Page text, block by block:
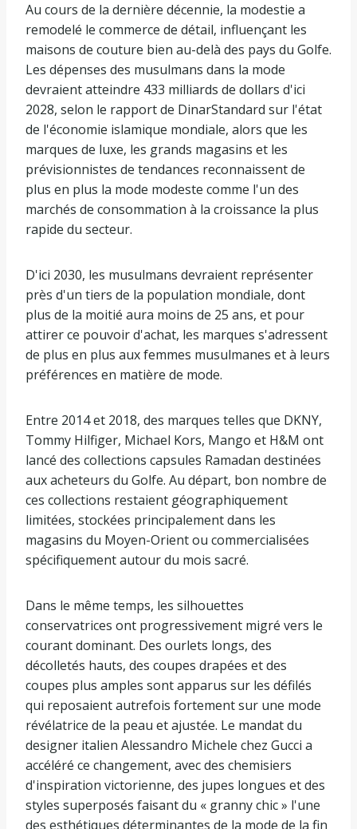
Au cours de la dernière décennie, la modestie a
remodelé le commerce de détail, influençant les
maisons de couture bien au-delà des pays du Golfe.
Les dépenses des musulmans dans la mode
devraient atteindre 433 milliards de dollars d'ici
2028, selon le rapport de DinarStandard sur l'état
de l'économie islamique mondiale, alors que les
marques de luxe, les grands magasins et les
prévisionnistes de tendances reconnaissent de
plus en plus la mode modeste comme l'un des
marchés de consommation à la croissance la plus
rapide du secteur.
D'ici 2030, les musulmans devraient représenter
près d'un tiers de la population mondiale, dont
plus de la moitié aura moins de 25 ans, et pour
attirer ce pouvoir d'achat, les marques s'adressent
de plus en plus aux femmes musulmanes et à leurs
préférences en matière de mode.
Entre 2014 et 2018, des marques telles que DKNY,
Tommy Hilfiger, Michael Kors, Mango et H&M ont
lancé des collections capsules Ramadan destinées
aux acheteurs du Golfe. Au départ, bon nombre de
ces collections restaient géographiquement
limitées, stockées principalement dans les
magasins du Moyen-Orient ou commercialisées
spécifiquement autour du mois sacré.
Dans le même temps, les silhouettes
conservatrices ont progressivement migré vers le
courant dominant. Des ourlets longs, des
décolletés hauts, des coupes drapées et des
coupes plus amples sont apparus sur les défilés
qui reposaient autrefois fortement sur une mode
révélatrice de la peau et ajustée. Le mandat du
designer italien Alessandro Michele chez Gucci a
accéléré ce changement, avec des chemisiers
d'inspiration victorienne, des jupes longues et des
styles superposés faisant du « granny chic » l'une
des esthétiques déterminantes de la mode de la fin